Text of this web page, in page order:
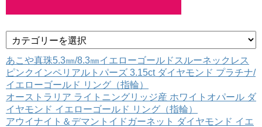
テ
ゴ
リ
ー
あこや真珠5.3㎜/8.3㎜イエローゴールドスルーネックレス
ピンクインペリアルトパーズ 3.15ct ダイヤモンド プラチナ/
イエローゴールド リング（指輪）
オーストラリア ライトニングリッジ産 ホワイトオパール ダ
イヤモンド イエローゴールド リング（指輪）
アウイナイト＆デマントイドガーネット ダイヤモンド イエ